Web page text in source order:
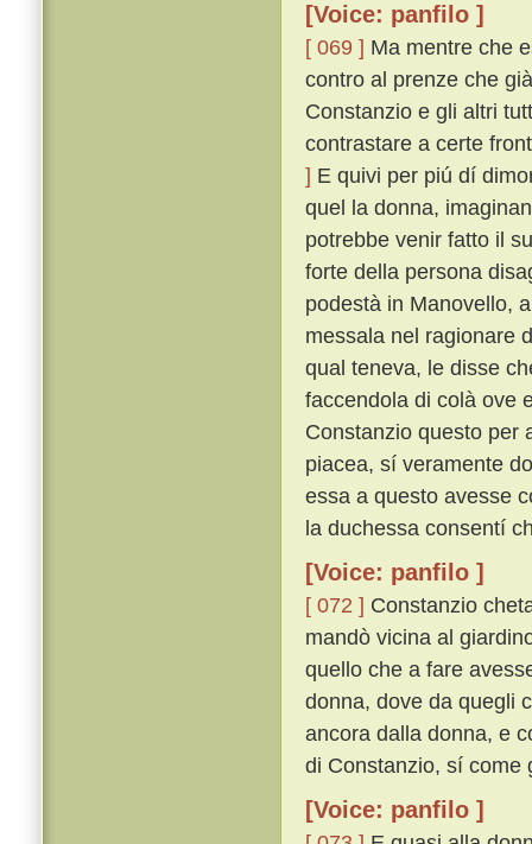
[Voice: panfilo ]
[ 069 ] Ma mentre che
contro al prenze che
Constanzio e gli altri
contrastare a certe
] E quivi per piú dí
quel la donna,
potrebbe venir fatto il
forte della persona
podestà in Manovello,
messala nel ragionare
qual teneva, le disse
faccendola di colà ove
Constanzio questo per
piacea, sí veramente
essa a questo avesse
la duchessa consentí
[Voice: panfilo ]
[ 072 ] Constanzio
mandò vicina al
quello che a fare
donna, dove da quegli
ancora dalla donna, e
di Constanzio, sí come
[Voice: panfilo ]